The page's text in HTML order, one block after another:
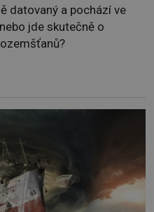
datovaný a pochází ve
jde skutečně o